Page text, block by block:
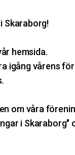
Skaraborg!
hemsida.
igång vårens
om våra
i Skaraborg"